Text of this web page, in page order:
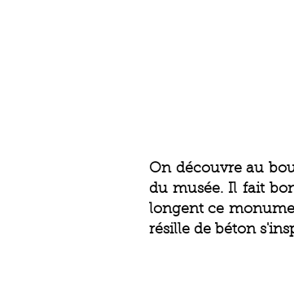
On découvre au
du musée. Il fait
longent ce
résille de béton